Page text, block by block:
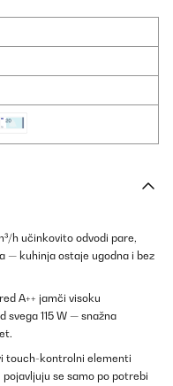
h učinkovito odvodi pare,
— kuhinja ostaje ugodna i bez
A++ jamči visoku
115 W — snažna
touch-kontrolni elementi
se samo po potrebi